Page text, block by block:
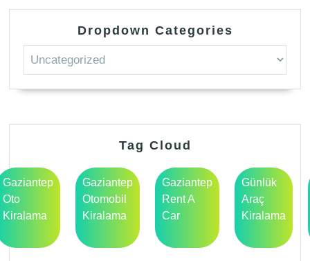
Dropdown Categories
Tag Cloud
Gaziantep
Oto
Kiralama
Gaziantep
Otomobil
Kiralama
Gaziantep
Rent A
Car
Günlük
Araç
Kiralama